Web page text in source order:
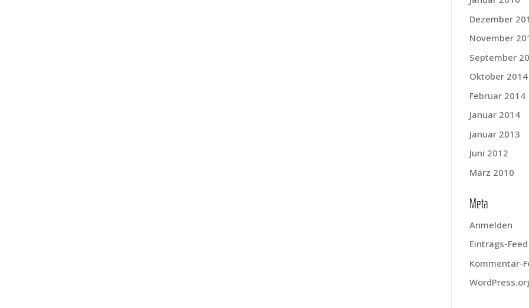
Dezember
November
September
Oktober 2014
Februar 2014
Januar 2014
Januar 2013
Juni 2012
März 2010
Meta
Anmelden
Eintrags-Feed
Kommentar-